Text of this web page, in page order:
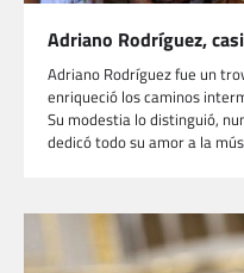
Adriano Rodríguez,
Adriano Rodríguez fue un
enriqueció los caminos
Su modestia lo distinguió,
dedicó todo su amor a la